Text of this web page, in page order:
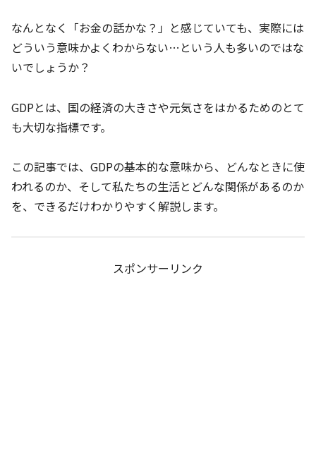
なんとなく「お金の話かな？」と感じていても、実際には
どういう意味かよくわからない…という人も多いのではな
いでしょうか？
GDPとは、国の経済の大きさや元気さをはかるためのとて
も大切な指標です。
この記事では、GDPの基本的な意味から、どんなときに使
われるのか、そして私たちの生活とどんな関係があるのか
を、できるだけわかりやすく解説します。
スポンサーリンク